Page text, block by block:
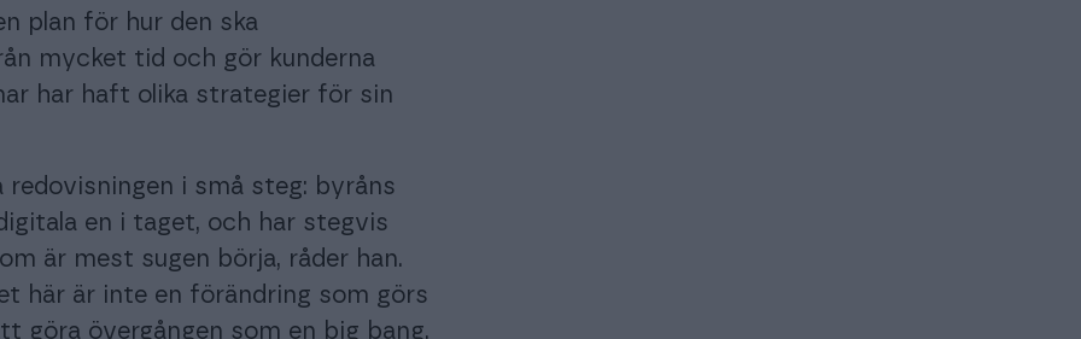
plan för hur den ska
mycket tid och gör kunderna
har haft olika strategier för sin
i små steg: byråns
en i taget, och har stegvis
är mest sugen börja, råder han.
här är inte en förändring som görs
göra övergången som en big bang.